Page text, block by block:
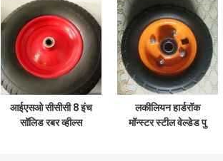
आईएसओ सीसीसी 8 इंच
सॉलिड रबर व्हील्स
लकीलियन हार्डरॉक
मॉन्स्टर स्टील वेल्डेड पु